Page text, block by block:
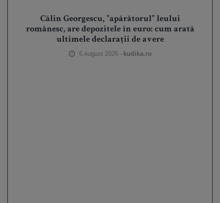
Călin Georgescu, ”apărătorul” leului
românesc, are depozitele în euro: cum arată
ultimele declarații de avere
6 August 2026 - kudika.ro